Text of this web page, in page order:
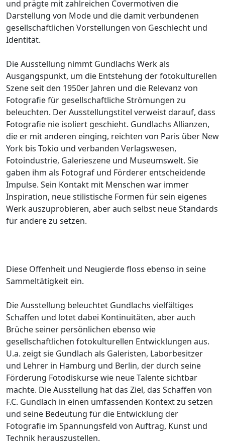
und prägte mit zahlreichen Covermotiven die
Darstellung von Mode und die damit verbundenen
gesellschaftlichen Vorstellungen von Geschlecht und
Identität.
Die Ausstellung nimmt Gundlachs Werk als
Ausgangspunkt, um die Entstehung der fotokulturellen
Szene seit den 1950er Jahren und die Relevanz von
Fotografie für gesellschaftliche Strömungen zu
beleuchten. Der Ausstellungstitel verweist darauf, dass
Fotografie nie isoliert geschieht. Gundlachs Allianzen,
die er mit anderen einging, reichten von Paris über New
York bis Tokio und verbanden Verlagswesen,
Fotoindustrie, Galerieszene und Museumswelt. Sie
gaben ihm als Fotograf und Förderer entscheidende
Impulse. Sein Kontakt mit Menschen war immer
Inspiration, neue stilistische Formen für sein eigenes
Werk auszuprobieren, aber auch selbst neue Standards
für andere zu setzen.
Diese Offenheit und Neugierde floss ebenso in seine
Sammeltätigkeit ein.
Die Ausstellung beleuchtet Gundlachs vielfältiges
Schaffen und lotet dabei Kontinuitäten, aber auch
Brüche seiner persönlichen ebenso wie
gesellschaftlichen fotokulturellen Entwicklungen aus.
U.a. zeigt sie Gundlach als Galeristen, Laborbesitzer
und Lehrer in Hamburg und Berlin, der durch seine
Förderung Fotodiskurse wie neue Talente sichtbar
machte. Die Ausstellung hat das Ziel, das Schaffen von
F.C. Gundlach in einen umfassenden Kontext zu setzen
und seine Bedeutung für die Entwicklung der
Fotografie im Spannungsfeld von Auftrag, Kunst und
Technik herauszustellen.